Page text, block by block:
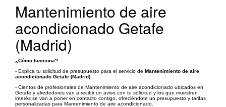
Mantenimiento de aire
acondicionado Getafe
(Madrid)
¿Cómo funciona?
- Explica tu solicitud de presupuesto para el servicio de Mantenimiento de aire
acondicionado Getafe (Madrid)
- Cientos de profesionales de Mantenimiento de aire acondicionado ubicados en
Getafe y alrededores van a recibir un aviso con tu solicitud y los que muestren
interés se van a poner en contacto contigo, ofreciéndote un presupuesto y tarifas
personalizadas para Mantenimiento de aire acondicionado.